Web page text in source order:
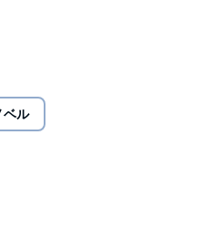
には気の向くままに校内を散
有する禁書庫へと足を踏み入
せたことで、書庫に秘された
ヤとの新たな『問答』が始ま
」のんきな最強魔術師の一歩
Books.
ベル